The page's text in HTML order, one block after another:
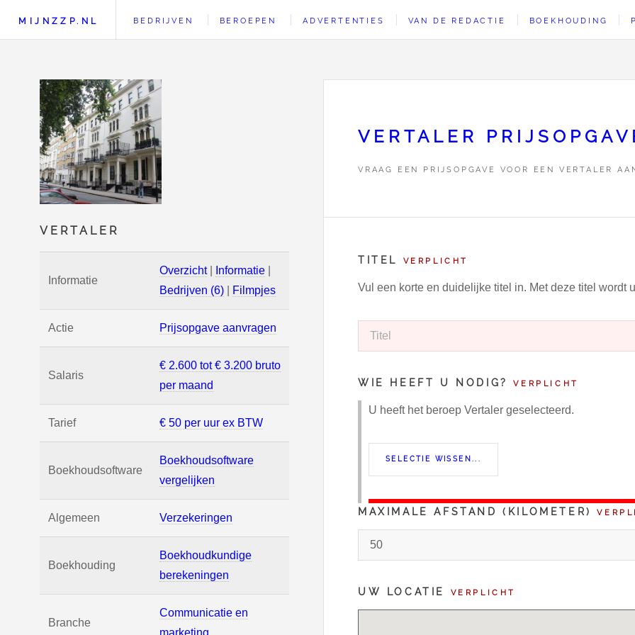
VERTALER
Informatie
Overzicht| Informatie
Bedrijven (6)
Filmpjes
Actie Prijsopgave aanvragen
Salaris
€ 2.600 tot € 3.200 bruto
per maand
Tarief € 50 per uur ex BTW
Boekhoudsoftware
Boekhoudsoftware
vergelijken
Algemeen Verzekeringen
Boekhouding
Boekhoudkundige
berekeningen
Branche
Communicatie en
marketing
MIJNZZP.NL BEDRIJVEN BEROEPEN ADVERTENTIES VAN DE REDACTIE BOEKHOUDING
VERTALER
VRAAG EEN PRIJSOPGAVE VOOR EEN VERTALER
TITEL VERPLICHT
Vul een korte en duidelijke titel in. Met deze titel wordt
WIE HEEFT U NODIG?VERPLICHT
U heeft het beroep Vertaler geselecteerd.
MAXIMALE AFSTAND (KILOMETER)
UW LOCATIE VERPLICHT